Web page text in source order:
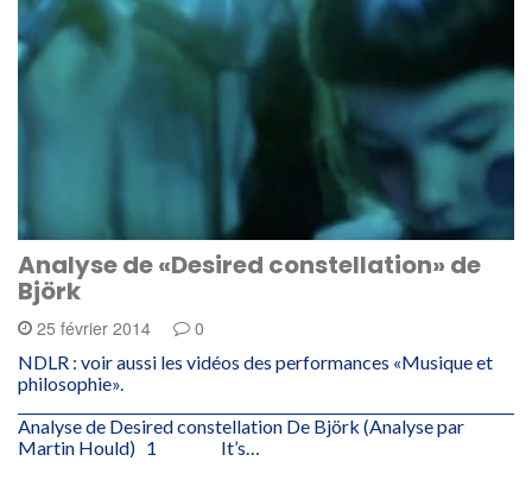
Analyse de «Desired constellation» de
Björk
25 février 2014 0
NDLR : voir aussi les vidéos des performances «Musique et
philosophie».
Analyse de Desired constellation De Björk (Analyse par
Martin Hould) 1 It’s…